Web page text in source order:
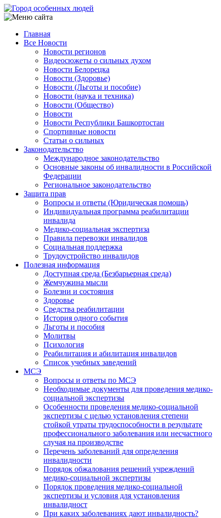
Перейти
к
содержанию
Main
navigation
Главная
Все Новости
Новости регионов
Видеосюжеты о сильных духом
Новости Белорецка
Новости (Здоровье)
Новости (Льготы и пособие)
Новости (наука и техника)
Новости (Общество)
Новости
Новости Республики Башкортостан
Спортивные новости
Статьи о сильных
Законодательство
Международное законодательство
Основные законы об инвалидности в Российской
Федерации
Региональное законодательство
Защита прав
Вопросы и ответы (Юридическая помощь)
Индивидуальная программа реабилитации
инвалида
Медико-социальная экспертиза
Правила перевозки инвалидов
Социальная поддержка
Трудоустройство инвалидов
Полезная информация
Доступная среда (Безбарьерная среда)
Жемчужина мысли
Болезни и состояния
Здоровье
Средства реабилитации
История одного события
Льготы и пособия
Молитвы
Психология
Реабилитация и абилитация инвалидов
Список учебных заведений
МСЭ
Вопросы и ответы по МСЭ
Необходимые документы для проведения медико-
социальной экспертизы
Особенности проведения медико-социальной
экспертизы с целью установления степени
стойкой утраты трудоспособности в результате
профессионального заболевания или несчастного
случая на производстве
Перечень заболеваний для определения
инвалидности
Порядок обжалования решений учреждений
медико-социальной экспертизы
Порядок проведения медико-социальной
экспертизы и условия для установления
инвалидност
При каких заболеваниях дают инвалидность?